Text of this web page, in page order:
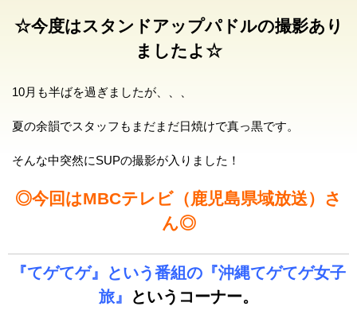
☆今度はスタンドアップパドルの撮影あり
ましたよ☆
10月も半ばを過ぎましたが、、、
夏の余韻でスタッフもまだまだ日焼けで真っ黒です。
そんな中突然にSUPの撮影が入りました！
◎今回はMBCテレビ（鹿児島県域放送）さ
ん◎
『てゲてゲ』という番組の『沖縄てゲてゲ女子
旅』
というコーナー。